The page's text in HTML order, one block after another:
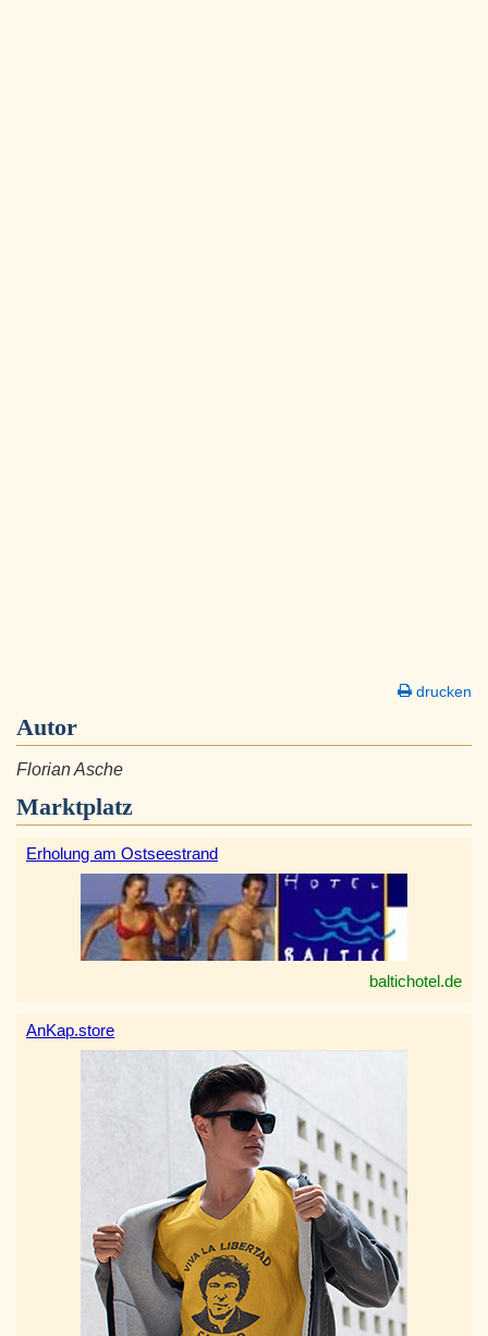
drucken
Autor
Florian Asche
Marktplatz
Erholung am Ostseestrand
baltichotel.de
AnKap.store